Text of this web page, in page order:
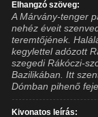
Elhangzó szöveg:
A Márvány-tenger
nehéz éveit
teremtőjének.
kegylettel adózott
szegedi Rákóczi-
Bazilikában. Itt
Dómban pihenő
Kivonatos leírás: